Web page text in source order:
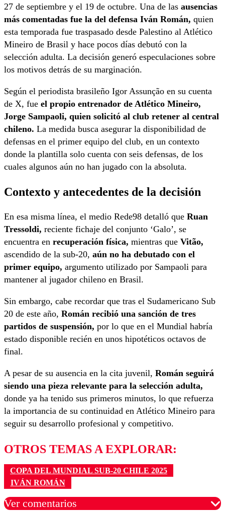
27 de septiembre y el 19 de octubre. Una de las ausencias
más comentadas fue la del defensa Iván Román, quien
esta temporada fue traspasado desde Palestino al Atlético
Mineiro de Brasil y hace pocos días debutó con la
selección adulta. La decisión generó especulaciones sobre
los motivos detrás de su marginación.
Según el periodista brasileño Igor Assunção en su cuenta
de X, fue el propio entrenador de Atlético Mineiro,
Jorge Sampaoli, quien solicitó al club retener al central
chileno. La medida busca asegurar la disponibilidad de
defensas en el primer equipo del club, en un contexto
donde la plantilla solo cuenta con seis defensas, de los
cuales algunos aún no han jugado con la absoluta.
Contexto y antecedentes de la decisión
En esa misma línea, el medio Rede98 detalló que Ruan
Tressoldi, reciente fichaje del conjunto ‘Galo’, se
encuentra en recuperación física, mientras que Vitão,
ascendido de la sub-20, aún no ha debutado con el
primer equipo, argumento utilizado por Sampaoli para
mantener al jugador chileno en Brasil.
Sin embargo, cabe recordar que tras el Sudamericano Sub
20 de este año, Román recibió una sanción de tres
partidos de suspensión, por lo que en el Mundial habría
estado disponible recién en unos hipotéticos octavos de
final.
A pesar de su ausencia en la cita juvenil, Román seguirá
siendo una pieza relevante para la selección adulta,
donde ya ha tenido sus primeros minutos, lo que refuerza
la importancia de su continuidad en Atlético Mineiro para
seguir su desarrollo profesional y competitivo.
OTROS TEMAS A EXPLORAR:
COPA DEL MUNDIAL SUB-20 CHILE 2025
IVÁN ROMÁN
Ver comentarios